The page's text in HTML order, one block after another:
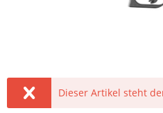
Dieser Artikel steht